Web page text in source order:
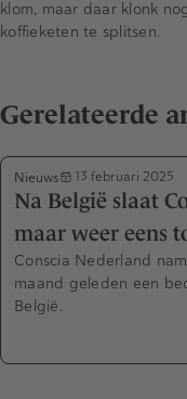
klom, maar daar klonk
koffieketen te splitsen.
Gerelateerde
Nieuws 13 februari 2025
Na België slaat
maar weer eens
Conscia Nederland
maand geleden een
België.